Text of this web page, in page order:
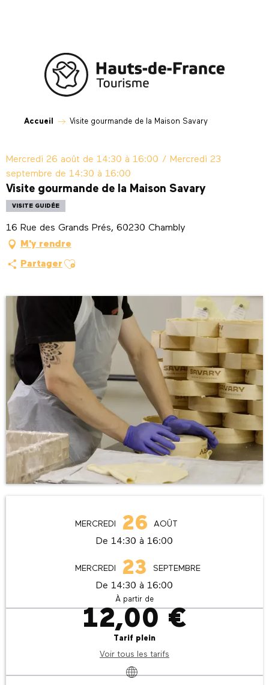
Accueil Visite gourmande de la Maison Savary
Mercredi 26 août de 14:30 à 16:00 / Mercredi 23
septembre de 14:30 à 16:00
Visite gourmande de la Maison Savary
VISITE GUIDÉE
16 Rue des Grands Prés, 60230 Chambly
M'y rendre
Partager Ajouter aux favoris
MERCREDI 26 AOÛT
De 14:30 à 16:00
MERCREDI 23 SEPTEMBRE
De 14:30 à 16:00
À partir de
12,00 €
Tarif plein
Voir tous les tarifs